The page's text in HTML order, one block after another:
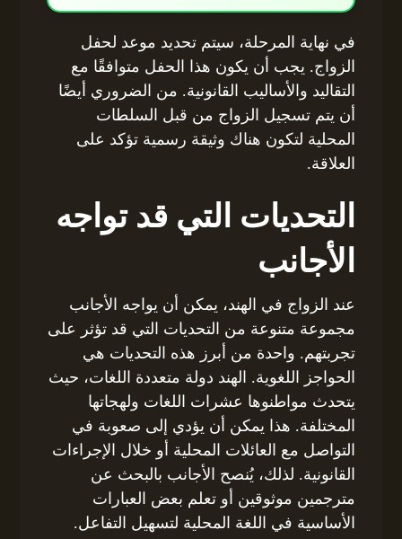
في نهاية المرحلة، سيتم تحديد موعد لحفل
الزواج. يجب أن يكون هذا الحفل متوافقًا مع
التقاليد والأساليب القانونية. من الضروري أيضًا
أن يتم تسجيل الزواج من قبل السلطات
المحلية لتكون هناك وثيقة رسمية تؤكد على
العلاقة.
التحديات التي قد تواجه
الأجانب
عند الزواج في الهند، يمكن أن يواجه الأجانب
مجموعة متنوعة من التحديات التي قد تؤثر على
تجربتهم. واحدة من أبرز هذه التحديات هي
الحواجز اللغوية. الهند دولة متعددة اللغات، حيث
يتحدث مواطنوها عشرات اللغات ولهجاتها
المختلفة. هذا يمكن أن يؤدي إلى صعوبة في
التواصل مع العائلات المحلية أو خلال الإجراءات
القانونية. لذلك، يُنصح الأجانب بالبحث عن
مترجمين موثوقين أو تعلم بعض العبارات
الأساسية في اللغة المحلية لتسهيل التفاعل.